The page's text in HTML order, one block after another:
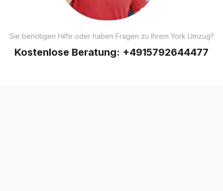
Sie benötigen Hilfe oder haben Fragen zu Ihrem York Umzug?
Kostenlose Beratung: +4915792644477